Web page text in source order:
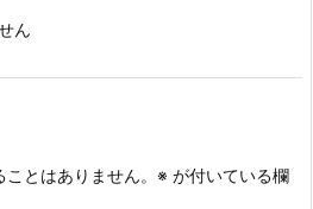
ん
とはありません。 ※ が付いている欄